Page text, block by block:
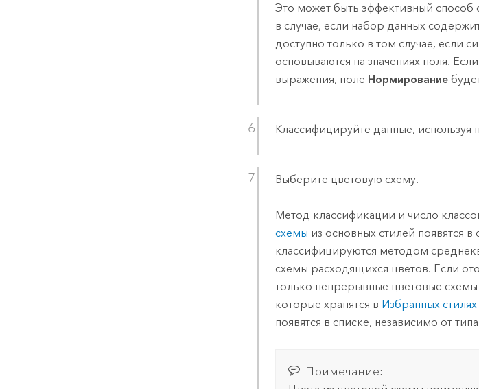
Это может быть эффективный способ
в случае, если набор данных
доступно только в том случае, если
основываются на значениях поля.
выражения, поле Нормирование
Классифицируйте данные,
Выберите цветовую схему.
Метод классификации и число
схемы из основных стилей появятся
классифицируются методом
схемы расходящихся цветов. Если
только непрерывные цветовые
которые хранятся в Избранных стилях
появятся в списке, независимо от
Примечание: